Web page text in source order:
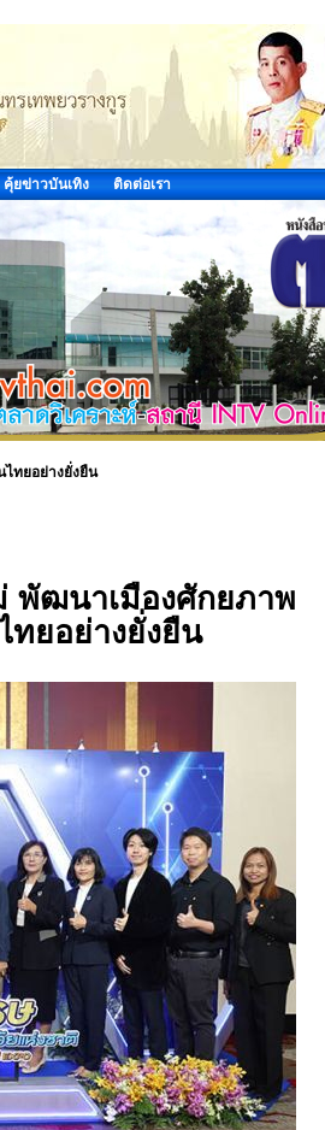
คุ้ยข่าวบันเทิง ติดต่อเรา
ทยอย่างยั่งยืน
พัฒนาเมืองศักยภาพ
ยอย่างยั่งยืน